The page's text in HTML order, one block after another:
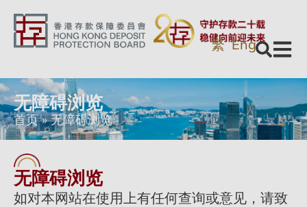
繁 Eng
无障碍浏览
首页»无障碍浏览
无障碍浏览
如对本网站在使用上有任何查询或意见，请致